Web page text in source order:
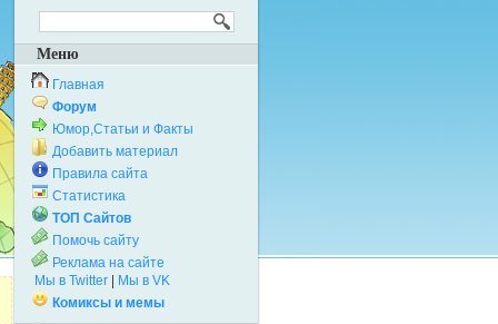
Меню
Главная
Форум
Юмор,Статьи и Факты
Добавить материал
Правила сайта
Статистика
ТОП Сайтов
Помочь сайту
Реклама на сайте
Мы в Twitter
Мы в VK
Комиксы и мемы